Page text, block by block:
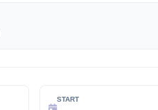
START